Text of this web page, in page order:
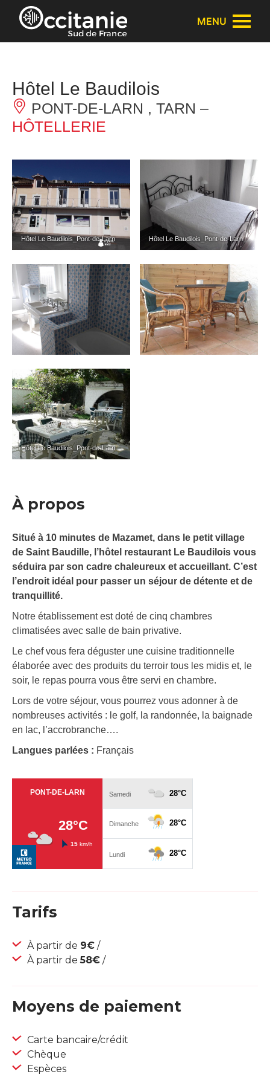
Panneau de gestion des cookies
MENU
Hôtel Le Baudilois
PONT-DE-LARN , TARN –
HÔTELLERIE
Hôtel Le Baudilois_Pont-de-Larn Hôtel Le Baudilois_Pont-de-Larn
Hôtel Le Baudilois_Pont-de-Larn
À propos
Situé à 10 minutes de Mazamet, dans le petit village
de Saint Baudille, l’hôtel restaurant Le Baudilois vous
séduira par son cadre chaleureux et accueillant. C’est
l’endroit idéal pour passer un séjour de détente et de
tranquillité.
Notre établissement est doté de cinq chambres
climatisées avec salle de bain privative.
Le chef vous fera déguster une cuisine traditionnelle
élaborée avec des produits du terroir tous les midis et, le
soir, le repas pourra vous être servi en chambre.
Lors de votre séjour, vous pourrez vous adonner à de
nombreuses activités : le golf, la randonnée, la baignade
en lac, l’accrobranche….
Langues parlées : Français
Tarifs
À partir de 9€ /
À partir de58€ /
Moyens de paiement
Carte bancaire/crédit
Chèque
Espèces